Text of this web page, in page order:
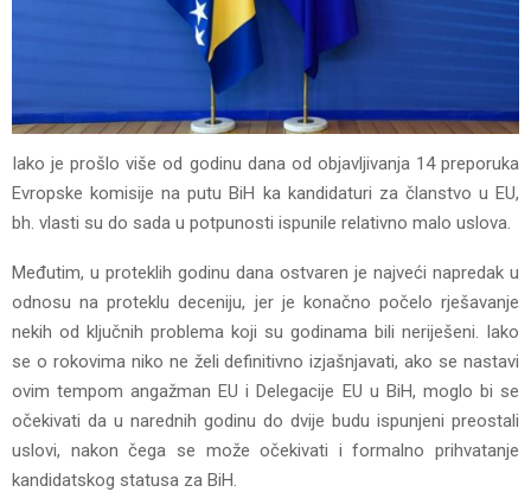
Iako je prošlo više od godinu dana od objavljivanja 14 preporuka
Evropske komisije na putu BiH ka kandidaturi za članstvo u EU,
bh. vlasti su do sada u potpunosti ispunile relativno malo uslova.
Međutim, u proteklih godinu dana ostvaren je najveći napredak u
odnosu na proteklu deceniju, jer je konačno počelo rješavanje
nekih od ključnih problema koji su godinama bili neriješeni. Iako
se o rokovima niko ne želi definitivno izjašnjavati, ako se nastavi
ovim tempom angažman EU i Delegacije EU u BiH, moglo bi se
očekivati da u narednih godinu do dvije budu ispunjeni preostali
uslovi, nakon čega se može očekivati i formalno prihvatanje
kandidatskog statusa za BiH.